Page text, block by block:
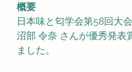
概要
日本味と匂学会第58回大
沼部 令奈 さんが優秀発表
ました。